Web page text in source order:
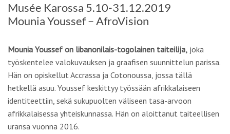
Musée Karossa 5.10-31.12.2019
Mounia Youssef – AfroVision
Mounia Youssef on libanonilais-togolainen taiteilija, joka
työskentelee valokuvauksen ja graafisen suunnittelun parissa.
Hän on opiskellut Accrassa ja Cotonoussa, jossa tällä
hetkellä asuu. Youssef keskittyy työssään afrikkalaiseen
identiteettiin, sekä sukupuolten väliseen tasa-arvoon
afrikkalaisessa yhteiskunnassa. Hän on aloittanut taiteellisen
uransa vuonna 2016.